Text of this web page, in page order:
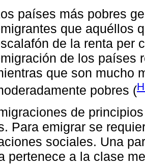
países más pobres
que aquéllos
de la renta per
de los países
que son mucho
pobres (
de
Para emigrar se
sociales. Una
pertenece a la clase